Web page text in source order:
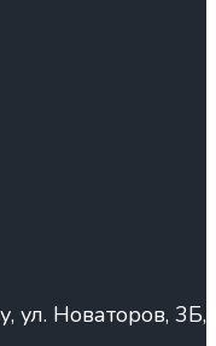
ул. Новаторов, 3Б,